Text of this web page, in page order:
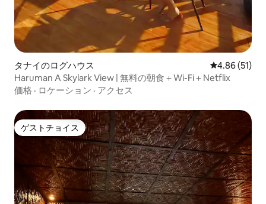
タナイのログハウス レビュー51
4.86 (51)
Haruman A Skylark View | 無料の朝食＋Wi-Fi＋Netflix
価格 · ロケーション · アクセス
ゲストチョイス
ゲストチョイス